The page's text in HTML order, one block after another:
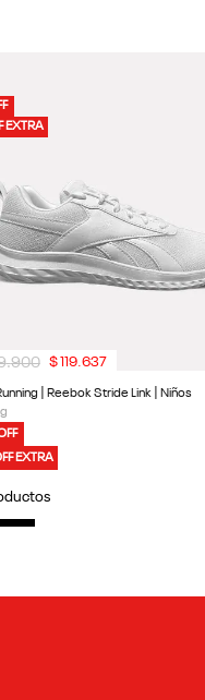
EXTRA
| Reebok Stride Link | Niños
EXTRA
.900 $ 119.637